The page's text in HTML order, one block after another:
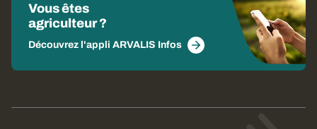
Vous êtes
agriculteur ?
Découvrez l'appli ARVALIS Infos